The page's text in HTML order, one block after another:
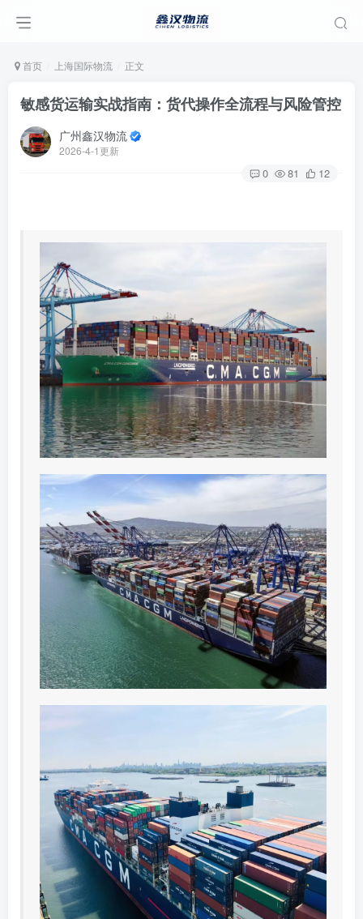
首页 上海国际物流 正文
敏感货运输实战指南：货代操作全流程与风险管控
广州鑫汉物流
2026-4-1更新
0 81 12